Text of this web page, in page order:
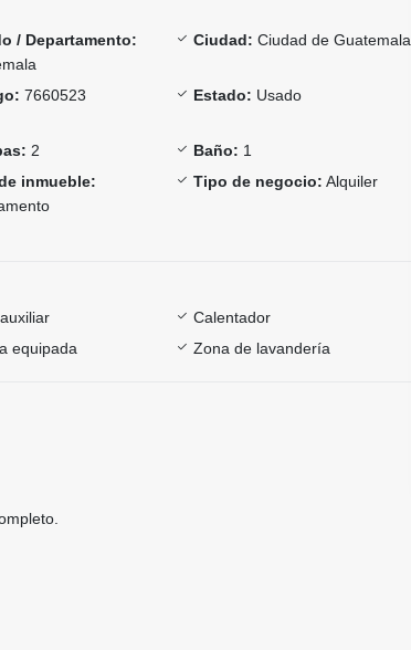
/ Departamento:
Ciudad: Ciudad de Guatemala
7660523 Estado: Usado
2 Baño: 1
inmueble:
Tipo de negocio: Alquiler
Calentador
equipada Zona de lavandería